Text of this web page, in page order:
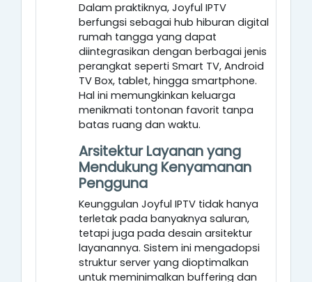
Dalam praktiknya, Joyful IPTV
berfungsi sebagai hub hiburan digital
rumah tangga yang dapat
diintegrasikan dengan berbagai jenis
perangkat seperti Smart TV, Android
TV Box, tablet, hingga smartphone.
Hal ini memungkinkan keluarga
menikmati tontonan favorit tanpa
batas ruang dan waktu.
Arsitektur Layanan yang
Mendukung Kenyamanan
Pengguna
Keunggulan Joyful IPTV tidak hanya
terletak pada banyaknya saluran,
tetapi juga pada desain arsitektur
layanannya. Sistem ini mengadopsi
struktur server yang dioptimalkan
untuk meminimalkan buffering dan